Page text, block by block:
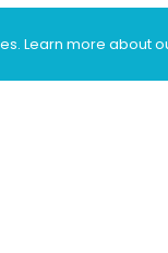
faste
Learn more about